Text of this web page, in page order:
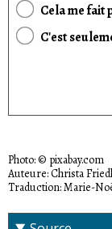
Cela me fait
C'est
Photo: © pixabay.com
Auteure: Christa
Traduction: Marie-